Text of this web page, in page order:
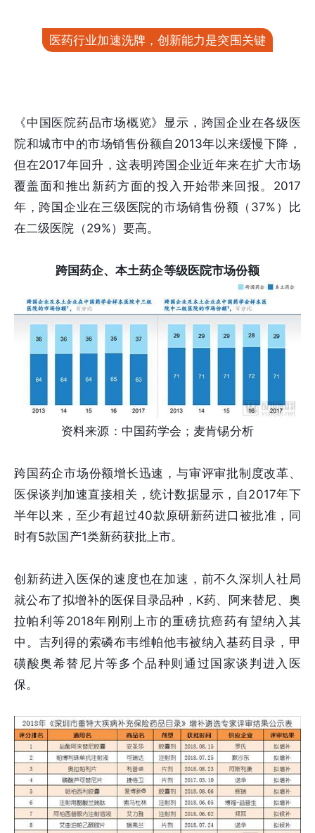
医药行业加速洗牌，创新能力是突围关键
《中国医院药品市场概览》显示，跨国企业在各级医
院和城市中的市场销售份额自2013年以来缓慢下降，
但在2017年回升，这表明跨国企业近年来在扩大市场
覆盖面和推出新药方面的投入开始带来回报。2017
年，跨国企业在三级医院的市场销售份额（37%）比
在二级医院（29%）要高。
跨国药企、本土药企等级医院市场份额
资料来源：中国药学会；麦肯锡分析
跨国药企市场份额增长迅速，与审评审批制度改革、
医保谈判加速直接相关，统计数据显示，自2017年下
半年以来，至少有超过40款原研新药进口被批准，同
时有5款国产1类新药获批上市。
创新药进入医保的速度也在加速，前不久深圳人社局
就公布了拟增补的医保目录品种，K药、阿来替尼、奥
拉帕利等2018年刚刚上市的重磅抗癌药有望纳入其
中。吉列得的索磷布韦维帕他韦被纳入基药目录，甲
磺酸奥希替尼片等多个品种则通过国家谈判进入医
保。